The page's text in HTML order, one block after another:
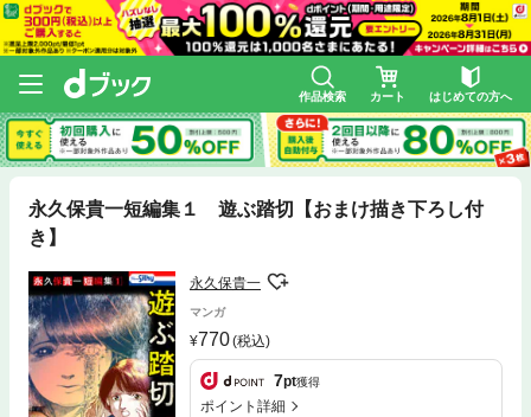
作品検索 カート はじめての方へ
永久保貴一短編集１ 遊ぶ踏切【おまけ描き下ろし付
き】
永久保貴一
マンガ
770(税込)
7pt獲得
ポイント詳細